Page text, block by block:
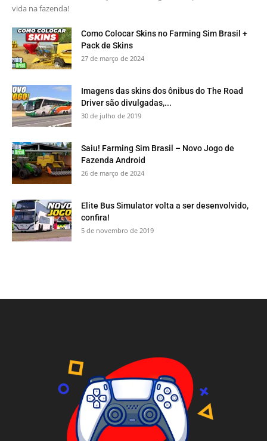
vida na fazenda!
Como Colocar Skins no Farming Sim Brasil +
Pack de Skins
27 de março de 2024
Imagens das skins dos ônibus do The Road
Driver são divulgadas,...
30 de julho de 2019
Saiu! Farming Sim Brasil – Novo Jogo de
Fazenda Android
26 de março de 2024
Elite Bus Simulator volta a ser desenvolvido,
confira!
5 de novembro de 2019